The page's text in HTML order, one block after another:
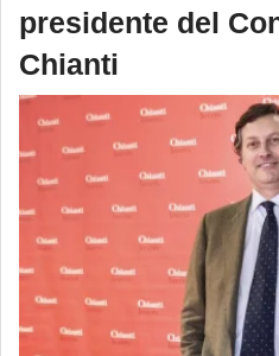
presidente del
Chianti